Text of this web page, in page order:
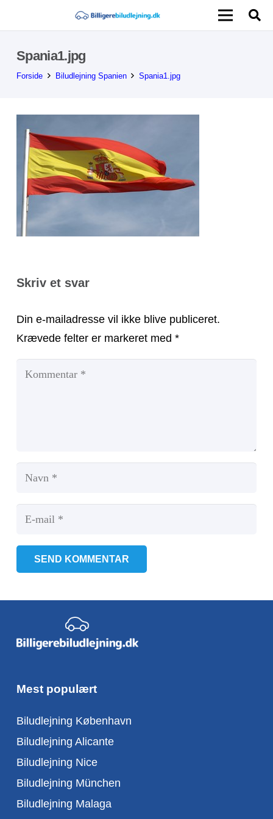
Spania1.jpg
Forside Biludlejning Spanien Spania1.jpg
Skriv et svar
Din e-mailadresse vil ikke blive publiceret.
Krævede felter er markeret med *
SEND KOMMENTAR
Mest populært
Biludlejning København
Biludlejning Alicante
Biludlejning Nice
Biludlejning München
Biludlejning Malaga